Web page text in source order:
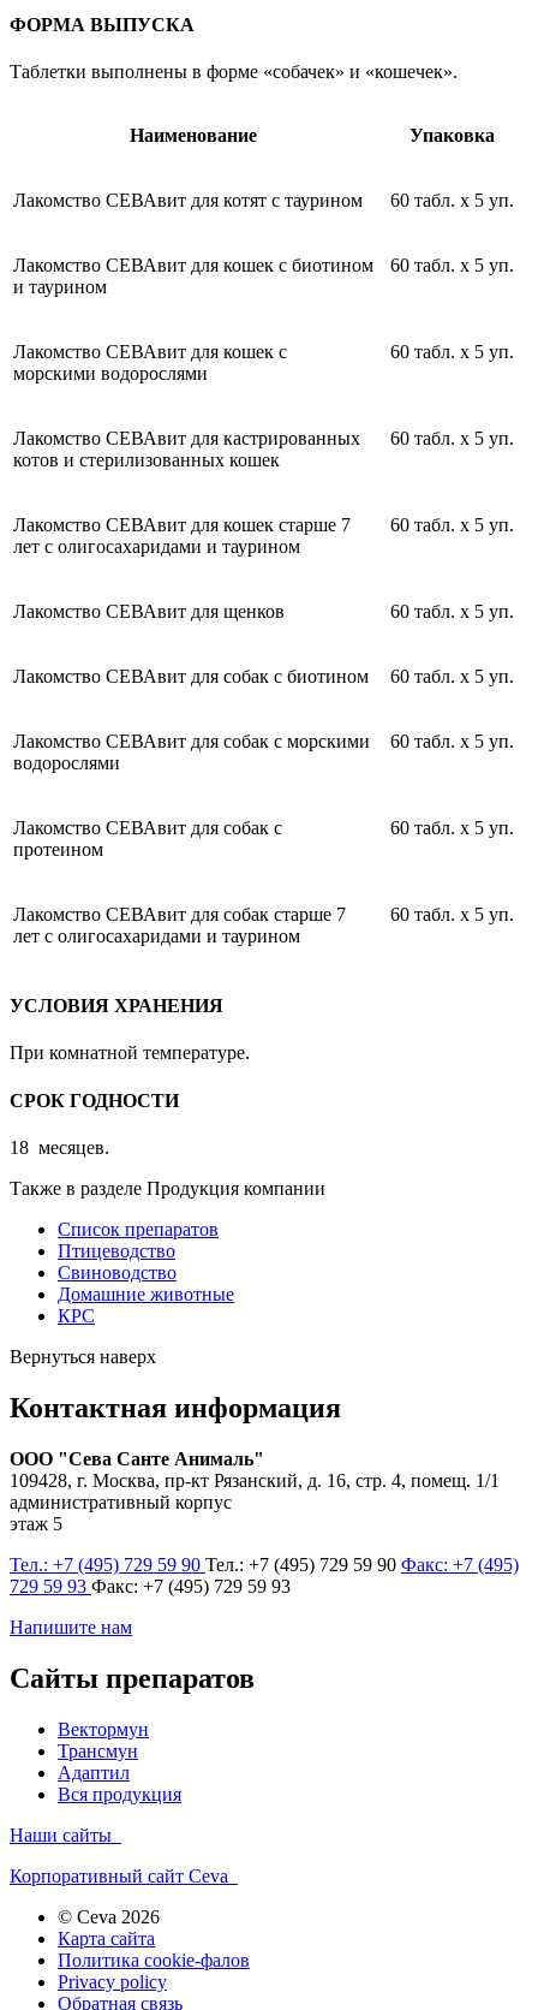
ФОРМА ВЫПУСКА
Таблетки выполнены в форме «собачек» и «кошечек».
Наименование Упаковка
Лакомство СЕВАвит для котят с таурином 60 табл. х 5 уп.
Лакомство СЕВАвит для кошек с биотином
и таурином
60 табл. х 5 уп.
Лакомство СЕВАвит для кошек с
морскими водорослями
60 табл. х 5 уп.
Лакомство СЕВАвит для кастрированных
котов и стерилизованных кошек
60 табл. х 5 уп.
Лакомство СЕВАвит для кошек старше 7
лет с олигосахаридами и таурином
60 табл. х 5 уп.
Лакомство СЕВАвит для щенков 60 табл. х 5 уп.
Лакомство СЕВАвит для собак с биотином 60 табл. х 5 уп.
Лакомство СЕВАвит для собак с морскими
водорослями
60 табл. х 5 уп.
Лакомство СЕВАвит для собак с
протеином
60 табл. х 5 уп.
Лакомство СЕВАвит для собак старше 7
лет с олигосахаридами и таурином
60 табл. х 5 уп.
УСЛОВИЯ ХРАНЕНИЯ
При комнатной температуре.
СРОК ГОДНОСТИ
18 месяцев.
Также в разделе Продукция компании
Список препаратов
Птицеводство
Свиноводство
Домашние животные
КРС
Вернуться наверх
Контактная информация
ООО "Сева Санте Анималь"
109428, г. Москва, пр-кт Рязанский, д. 16, стр. 4, помещ. 1/1
административный корпус
этаж 5
Тел.: +7 (495) 729 59 90 Тел.: +7 (495) 729 59 90 Факс: +7 (495)
729 59 93 Факс: +7 (495) 729 59 93
Напишите нам
Сайты препаратов
Вектормун
Трансмун
Адаптил
Вся продукция
Наши сайты
Корпоративный сайт Ceva
© Ceva 2026
Карта сайта
Политика cookie-фалов
Privacy policy
Обратная связь